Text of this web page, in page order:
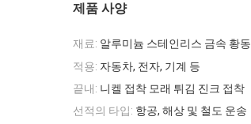
제품 사양
재료: 알루미늄 스테인리스 금속 황동
적용: 자동차, 전자, 기계 등
끝내: 니켈 접착 모래 튀김 진크 접착
선적의 타입: 항공, 해상 및 철도 운송